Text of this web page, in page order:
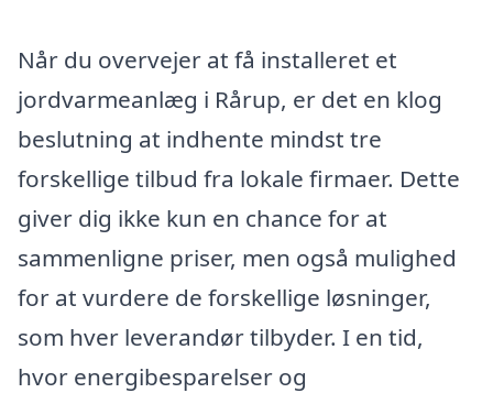
Når du overvejer at få installeret et
jordvarmeanlæg i Rårup, er det en klog
beslutning at indhente mindst tre
forskellige tilbud fra lokale firmaer. Dette
giver dig ikke kun en chance for at
sammenligne priser, men også mulighed
for at vurdere de forskellige løsninger,
som hver leverandør tilbyder. I en tid,
hvor energibesparelser og